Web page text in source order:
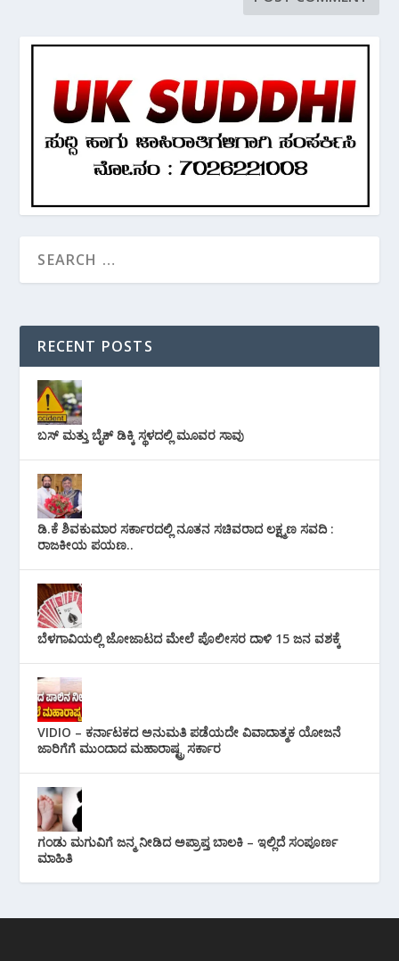
RECENT POSTS
ಬಸ್ ಮತ್ತು ಬೈಕ್ ಡಿಕ್ಕಿ ಸ್ಥಳದಲ್ಲಿ ಮೂವರ ಸಾವು
ಡಿ.ಕೆ ಶಿವಕುಮಾರ ಸರ್ಕಾರದಲ್ಲಿ ನೂತನ ಸಚಿವರಾದ ಲಕ್ಷ್ಮಣ ಸವದಿ :
ರಾಜಕೀಯ ಪಯಣ..
ಬೆಳಗಾವಿಯಲ್ಲಿ ಜೋಜಾಟದ ಮೇಲೆ ಪೊಲೀಸರ ದಾಳಿ 15 ಜನ ವಶಕ್ಕೆ
VIDIO – ಕರ್ನಾಟಕದ ಅನುಮತಿ ಪಡೆಯದೇ ವಿವಾದಾತ್ಮಕ ಯೋಜನೆ
ಜಾರಿಗೆಗೆ ಮುಂದಾದ ಮಹಾರಾಷ್ಟ್ರ ಸರ್ಕಾರ
ಗಂಡು ಮಗುವಿಗೆ ಜನ್ಮ ನೀಡಿದ ಅಪ್ರಾಪ್ತ ಬಾಲಕಿ – ಇಲ್ಲಿದೆ ಸಂಪೂರ್ಣ
ಮಾಹಿತಿ